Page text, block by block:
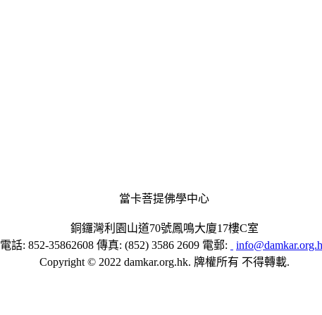
當卡菩提佛學中心
銅鑼灣利園山道70號鳳鳴大廈17樓C室
電話: 852-35862608 傳真: (852) 3586 2609 電郵:
Copyright © 2022 damkar.org.hk. 牌權所有 不得轉載.